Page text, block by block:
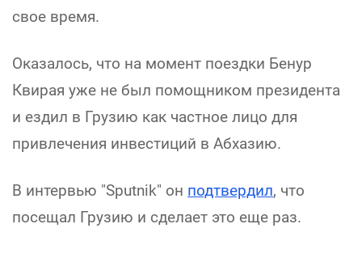
свое время.
Оказалось, что на момент поездки Бенур
Квирая уже не был помощником президента
и ездил в Грузию как частное лицо для
привлечения инвестиций в Абхазию.
В интервью "Sputnik" он подтвердил, что
посещал Грузию и сделает это еще раз.